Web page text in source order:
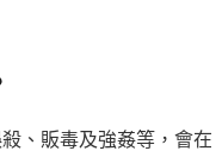
、販毒及強姦等，會在